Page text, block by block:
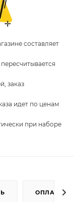
составляет
заказ
идет по ценам
при наборе
ОПЛАТА